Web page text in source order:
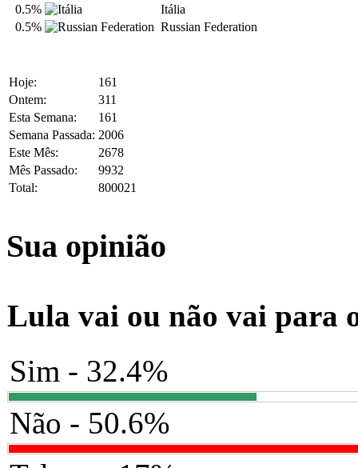
0.5%
Itália
0.5%
Russian Federation
Hoje:
161
Ontem:
311
Esta Semana:
161
Semana Passada: 2006
Este Mês:
2678
Mês Passado:
9932
Total:
800021
Sua opinião
Lula vai ou não vai para
Sim - 32.4%
Não - 50.6%